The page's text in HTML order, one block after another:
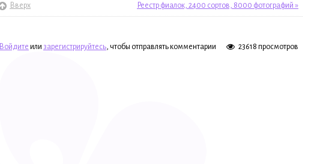
Вверх Реестр фиалок, 2400 сортов, 8000 фотографий »
Войдите или зарегистрируйтесь, чтобы отправлять комментарии 23618 просмотров